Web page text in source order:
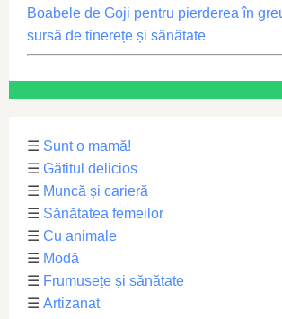
Boabele de Goji pentru pierderea în
sursă de tinerețe și sănătate
☰ Sunt o mamă!
☰ Gătitul delicios
☰ Muncă și carieră
☰ Sănătatea femeilor
☰ Cu animale
☰ Modă
☰ Frumusețe și sănătate
☰ Artizanat